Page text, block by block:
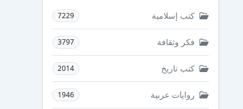
كتب إسلامية 7229
فكر وثقافة 3797
كتب تاريخ 2014
روايات عربية 1946